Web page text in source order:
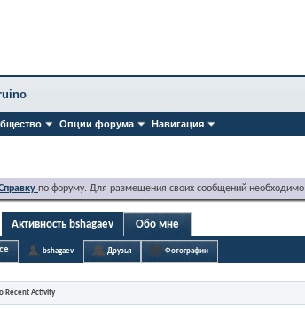
Опции форума Навигация
по форуму. Для размещения своих сообщений необходимо
Активность bshagaev Обо мне
bshagaev Друзья Фотографии
Recent Activity